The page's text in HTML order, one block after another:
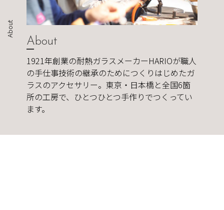
About
About
1921年創業の耐熱ガラスメーカーHARIOが職人
の手仕事技術の継承のためにつくりはじめたガ
ラスのアクセサリー。東京・日本橋と全国6箇
所の工房で、ひとつひとつ手作りでつくってい
ます。